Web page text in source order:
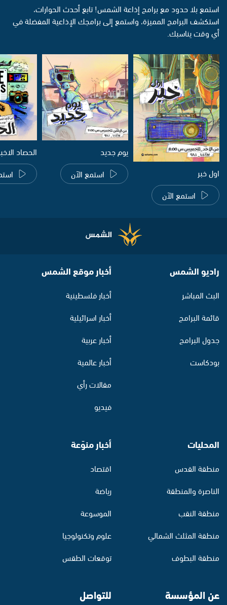
استمع بلا حدود مع برامج إذاعة الشمس! تابع أحدث الحوارات،
استكشف البرامج المميزة، واستمع إلى برامجك الإذاعية المفضلة في
أي وقت يناسبك.
اول خبر
استمع الآن
يوم جديد
استمع الآن
الحصاد
راديو الشمس
البث المباشر
قائمة البرامج
جدول البرامج
بودكاست
أخبار موقع الشمس
أخبار فلسطينية
أخبار اسرائيلية
أخبار عربية
أخبار عالمية
مقالات رأي
فيديو
المحليات
منطقة القدس
الناصرة والمنطقة
منطقة النقب
منطقة المثلث الشمالي
منطقة البطوف
أخبار منوّعة
اقتصاد
رياضة
الموسوعة
علوم وتكنولوجيا
توقعات الطقس
عن المؤسسة للتواصل